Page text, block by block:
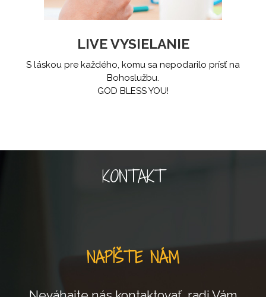
LIVE VYSIELANIE
S láskou pre každého, komu sa nepodarilo prísť na
Bohoslužbu.
GOD BLESS YOU!
KONTAKT
NAPÍŠTE NÁM